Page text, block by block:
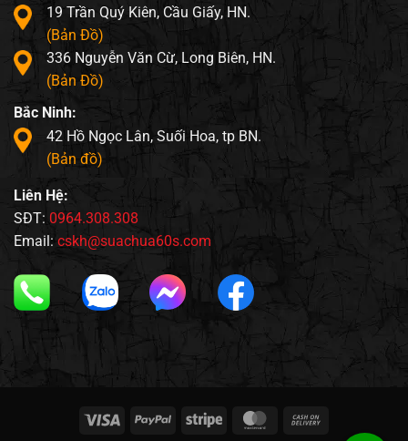
19 Trần Quý Kiên, Cầu Giấy, HN.
(Bản Đồ)
336 Nguyễn Văn Cừ, Long Biên, HN.
(Bản Đồ)
Bắc Ninh:
42 Hồ Ngọc Lân, Suối Hoa, tp BN.
(Bản đồ)
Liên Hệ:
SĐT: 0964.308.308
Email: cskh@suachua60s.com
Visa PayPal Stripe MasterCard